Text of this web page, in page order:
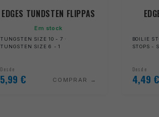
EDGES TUNDSTEN FLIPPAS
Em stock
TUNGSTEN SIZE 10 - 7 ·
TUNGSTEN SIZE 6 - 1
Desde
5,99 € COMPRAR
BOILIE
STOPS -
Desde
4,49 €